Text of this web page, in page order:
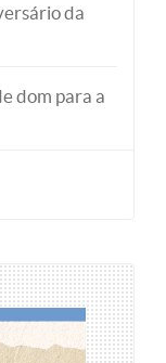
da
dom para a